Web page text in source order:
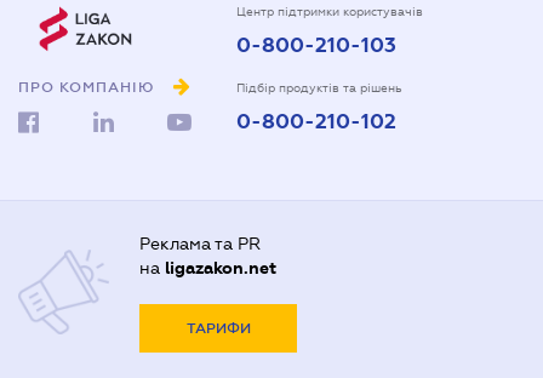
ПРО КОМПАНІЮ
Центр підтримки користувачів
0-800-210-103
Підбір продуктів та рішень
0-800-210-102
Реклама та PR
на ligazakon.net
ТАРИФИ